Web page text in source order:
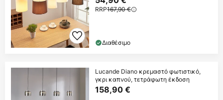
RRP167,90 €
Διαθέσιμο
Lucande Diano κρεμαστό φωτιστικό,
γκρι καπνού, τετράφωτη έκδοση
158,90 €